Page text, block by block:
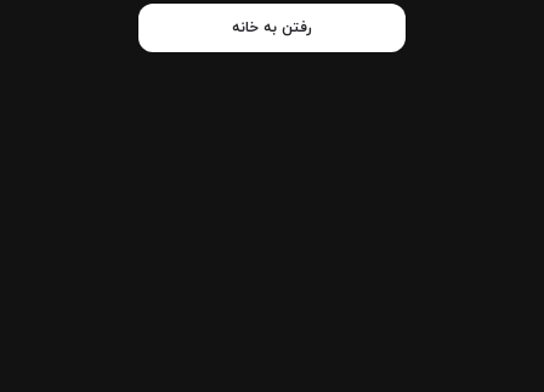
رفتن به خانه